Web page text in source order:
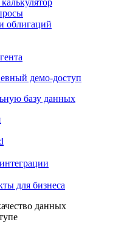
Cbonds
базу данных